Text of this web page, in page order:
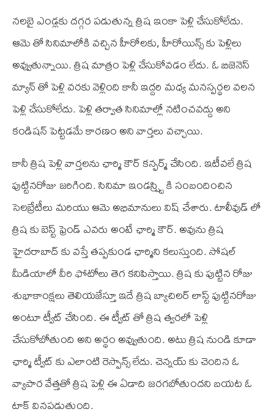
నలబై ఎండ్లకు దగ్గర పడుతున్న త్రిష ఇంకా పెళ్లి చేసుకోలేదు.
ఆమె తో సినిమాలోకి వచ్చిన హీరోలకు, హీరోయిన్స్ కు పెళ్లిలు
అవ్వుతున్నాయి. త్రిష మాత్రం పెళ్లి చేసుకోవడం లేదు. ఓ బిజెనెస్
మ్యాన్ తో పెళ్లి వరకు వెళ్లింది కానీ ఇద్దరి మధ్య మనస్పర్థల వలన
పెళ్లి చేసుకోలేదు. పెళ్లి తర్వాత సినిమాల్లో నటించవద్దు అని
కండిషన్ పెట్టడమే కారణం అని వార్తలు వచ్చాయి.
కానీ త్రిష పెళ్లి వార్తలను ఛార్మి కౌర్ కన్ఫర్మ్ చేసింది. ఇటీవలే త్రిష
పుట్టినరోజు జరిగింది. సినిమా ఇండస్ష్ట్రి కి సంబందించిన
సెలబ్రేటీలు మరియు ఆమె అభిమానులు విష్ చేశారు. టాలీవుడ్ లో
త్రిష కు బెస్ట్ ఫ్రెండ్ ఎవరు అంటే ఛార్మి కౌర్. అవును త్రిష
హైదరాబాద్ కు వస్తే తప్పకుండ ఛార్మిని కలుస్తుంది. సోషల్
మీడియాలో వీరి ఫోటోలు తెగ కనిపిస్తాయి. త్రిష కు పుట్టిన రోజు
శుభాకాంక్షలు తెలియజేస్తూ ఇదే త్రిష బ్యాచిలర్ లాస్ట్ పుట్టినరోజు
అంటూ ట్వీట్ చేసింది. ఈ ట్వీట్ తో త్రిష త్వరలో పెళ్లి
చేసుకోబోతుంది అని అర్థం అవ్వుతుంది. అటు త్రిష నుండి కూడా
ఛార్మి ట్వీట్ కు ఎలాంటి రెస్పాన్స్ లేదు. చెన్నయ్ కు చెందిన ఓ
వ్యాపార వేత్తతో త్రిష పెళ్లి ఈ ఏడాది జరగబోతుందని బయట ఓ
టాక్ వినపడుతుంది.